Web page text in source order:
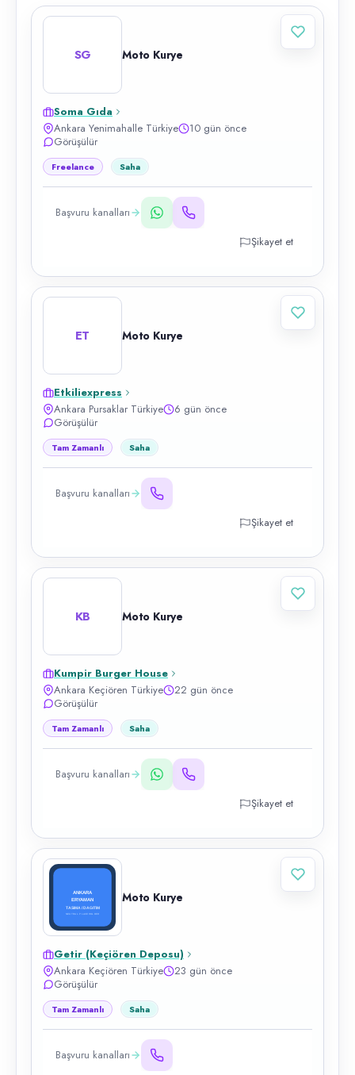
SG Moto Kurye
Soma Gıda
Ankara Yenimahalle Türkiye
10 gün önce
Görüşülür
Freelance Saha
Başvuru kanalları
Şikayet et
ET Moto Kurye
Etkiliexpress
Ankara Pursaklar Türkiye
6 gün önce
Görüşülür
Tam Zamanlı Saha
Başvuru kanalları
Şikayet et
KB Moto Kurye
Kumpir Burger House
Ankara Keçiören Türkiye
22 gün önce
Görüşülür
Tam Zamanlı Saha
Başvuru kanalları
Şikayet et
Moto Kurye
Getir (Keçiören Deposu)
Ankara Keçiören Türkiye
23 gün önce
Görüşülür
Tam Zamanlı Saha
Başvuru kanalları